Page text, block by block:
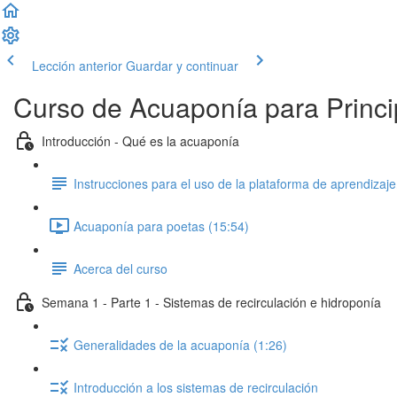
Lección anterior Guardar y continuar
Curso de Acuaponía para
Introducción - Qué es la acuaponía
Instrucciones para el uso de la plataforma de
Acuaponía para poetas (15:54)
Acerca del curso
Semana 1 - Parte 1 - Sistemas de recirculación e hidroponía
Generalidades de la acuaponía (1:26)
Introducción a los sistemas de recirculación